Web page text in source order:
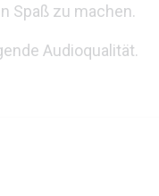
Spaß zu machen.
Audioqualität.